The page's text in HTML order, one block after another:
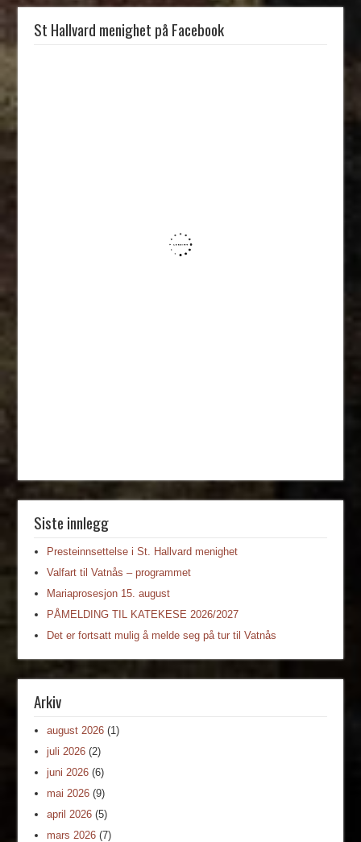
St Hallvard menighet på Facebook
Siste innlegg
Presteinnsettelse i St. Hallvard menighet
Valfart til Vatnås – programmet
Mariaprosesjon 15. august
PÅMELDING TIL KATEKESE 2026/2027
Det er fortsatt mulig å melde seg på tur til Vatnås
Arkiv
august 2026 (1)
juli 2026 (2)
juni 2026 (6)
mai 2026 (9)
april 2026 (5)
mars 2026 (7)